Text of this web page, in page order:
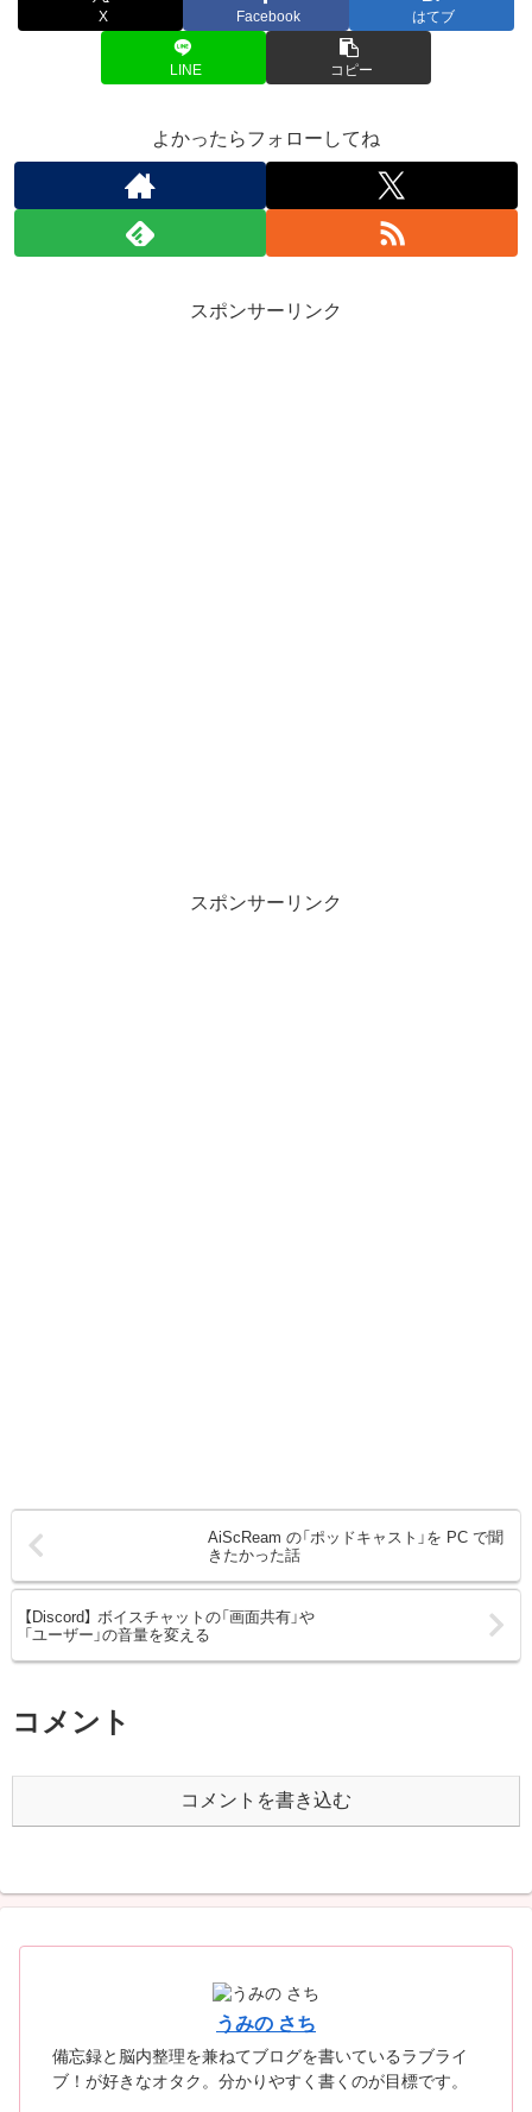
X Facebook はてブ
LINE コピー
よかったらフォローしてね
スポンサーリンク
スポンサーリンク
AiScReam の「ポッドキャスト」を PC で聞
きたかった話
【Discord】 ボイスチャットの「画面共有」や
「ユーザー」の音量を変える
コメント
コメントを書き込む
うみの さち
備忘録と脳内整理を兼ねてブログを書いているラブライ
ブ！が好きなオタク。分かりやすく書くのが目標です。